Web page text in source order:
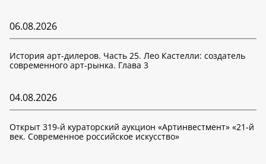
06.08.2026
История арт-дилеров. Часть 25. Лео Кастелли: создатель
современного арт-рынка. Глава 3
04.08.2026
Открыт 319-й кураторский аукцион «Артинвестмент» «21-й
век. Современное российское искусство»